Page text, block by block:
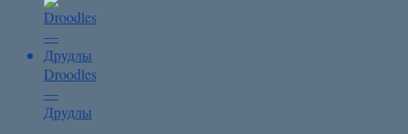
Droodles
—
Друдлы